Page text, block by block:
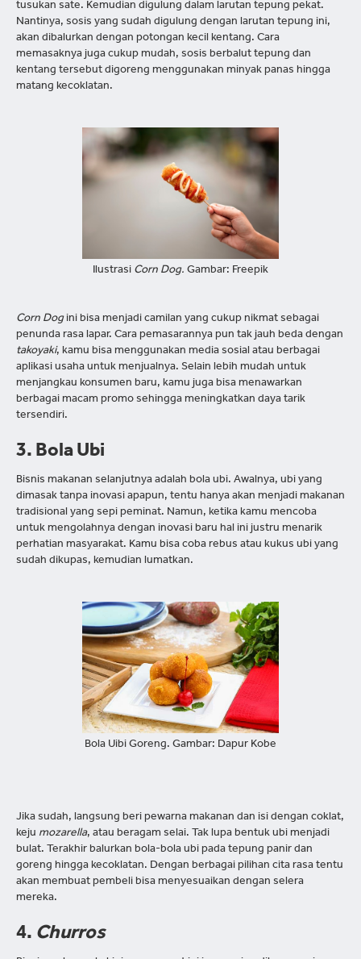
tusukan sate. Kemudian digulung dalam larutan tepung pekat.
Nantinya, sosis yang sudah digulung dengan larutan tepung ini,
akan dibalurkan dengan potongan kecil kentang. Cara
memasaknya juga cukup mudah, sosis berbalut tepung dan
kentang tersebut digoreng menggunakan minyak panas hingga
matang kecoklatan.
Ilustrasi Corn Dog. Gambar: Freepik
Corn Dogini bisa menjadi camilan yang cukup nikmat sebagai
penunda rasa lapar. Cara pemasarannya pun tak jauh beda dengan
takoyaki, kamu bisa menggunakan media sosial atau berbagai
aplikasi usaha untuk menjualnya. Selain lebih mudah untuk
menjangkau konsumen baru, kamu juga bisa menawarkan
berbagai macam promo sehingga meningkatkan daya tarik
tersendiri.
3. Bola Ubi
Bisnis makanan selanjutnya adalah bola ubi. Awalnya, ubi yang
dimasak tanpa inovasi apapun, tentu hanya akan menjadi makanan
tradisional yang sepi peminat. Namun, ketika kamu mencoba
untuk mengolahnya dengan inovasi baru hal ini justru menarik
perhatian masyarakat. Kamu bisa coba rebus atau kukus ubi yang
sudah dikupas, kemudian lumatkan.
Bola Uibi Goreng. Gambar: Dapur Kobe
Jika sudah, langsung beri pewarna makanan dan isi dengan coklat,
keju mozarella, atau beragam selai. Tak lupa bentuk ubi menjadi
bulat. Terakhir balurkan bola-bola ubi pada tepung panir dan
goreng hingga kecoklatan. Dengan berbagai pilihan cita rasa tentu
akan membuat pembeli bisa menyesuaikan dengan selera
mereka.
4. Churros